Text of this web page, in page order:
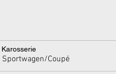
Karosserie
Sportwagen/Coupé